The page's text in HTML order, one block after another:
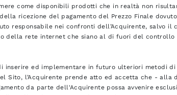
come disponibili prodotti che in realtà non
ricezione del pagamento del Prezzo Finale
responsabile nei confronti dell’Acquirente, salvo il
della rete internet che siano al di fuori del controllo
inserire ed implementare in futuro ulteriori metodi
Sito, l’Acquirente prende atto ed accetta che -
da parte dell'Acquirente possa avvenire